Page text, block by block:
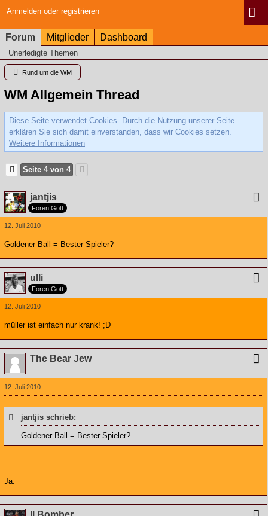
Anmelden oder registrieren
Forum Mitglieder Dashboard
Unerledigte Themen
Rund um die WM
WM Allgemein Thread
Diese Seite verwendet Cookies. Durch die Nutzung unserer Seite
erklären Sie sich damit einverstanden, dass wir Cookies setzen.
Weitere Informationen
Seite 4 von 4
jantjis
Foren Gott
12. Juli 2010
Goldener Ball = Bester Spieler?
ulli
Foren Gott
12. Juli 2010
müller ist einfach nur krank! ;D
The Bear Jew
12. Juli 2010
jantjis schrieb:
Goldener Ball = Bester Spieler?
Ja.